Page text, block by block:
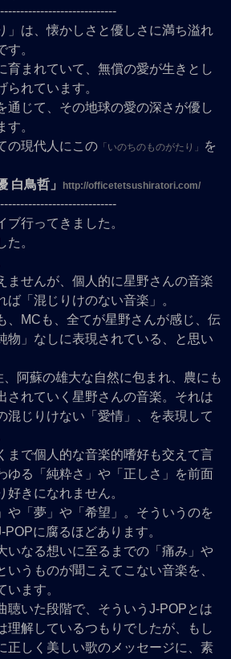
」は、懐かしさと優しさに満ち溢れ
。
育まれていて、無償の愛が生きとし
れています。
通じて、その地球の愛の深さが優し
す。
の現代人にこの 「いのちのものがたり」
を
白鳥哲」
http://officetetsushiratori.com/
ブ行ってきました。
た。
ませんが、個人的に星野さんの音楽
ば「混じりけのない音楽」。
、MCも、全てが星野さんが感じ、伝
物」なしに表現されている、と思い
阿蘇の雄大な自然に包まれ、農にも
されていく星野さんの音楽。それは
混じりけない「愛情」、を表現して
まで個人的な音楽的嗜好も交えて言
ゆる「純粋さ」や「正しさ」を前面
好きになれません。
や「夢」や「希望」。そういうのを
に腐るほどあります。
いなる想いに至るまでの「痛み」や
いうものが聞こえてこない音楽を、
います。
聴いた段階で、そういうJ-POPとは
理解しているつもりでしたが、もし
正しく美しい歌のメッセージに、素